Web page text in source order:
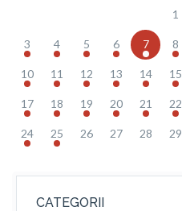
1
3 4 5 6 7 8
10 11 12 13 14 15
17 18 19 20 21 22
24 25 26 27 28 29
CATEGORII